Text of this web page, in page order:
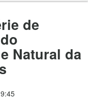
de
Natural da